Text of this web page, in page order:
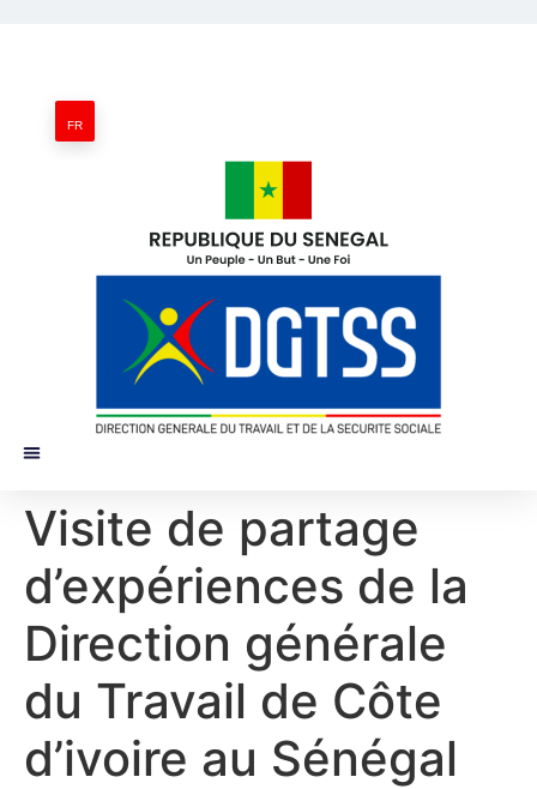
FR
Visite de partage
d’expériences de la
Direction générale
du Travail de Côte
d’ivoire au Sénégal